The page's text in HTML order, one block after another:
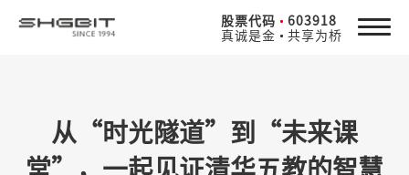
股票代码
603918
真诚是金
共享为桥
从“时光隧道”到“未来课
堂”，一起见证清华五教的智慧